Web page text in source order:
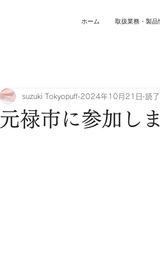
ホーム 取扱業務・製品
元禄市に参加し
suzuki Tokyopuff 2024年10月21日 読